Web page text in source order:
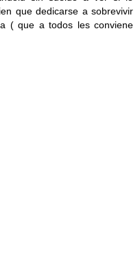
que dedicarse a sobrevivir
( que a todos les conviene